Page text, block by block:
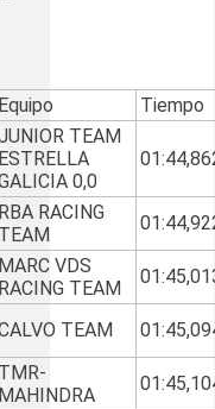
Equipo Tiempo
TEAM
ESTRELLA
0,0
RBA RACING
TEAM
MARC VDS
RACING TEAM
TEAM
TMR-
MAHINDRA